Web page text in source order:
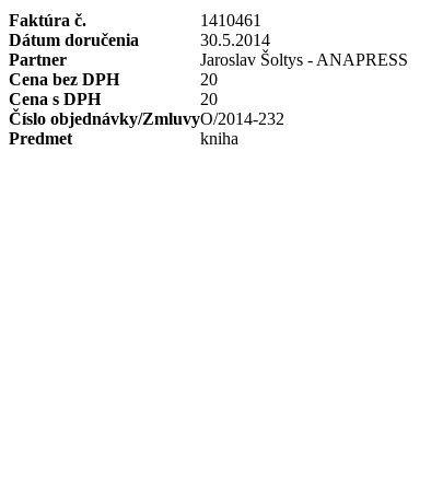
Faktúra č.
1410461
Dátum doručenia
30.5.2014
Partner
Jaroslav Šoltys - ANAPRESS
Cena bez DPH
20
Cena s DPH
20
Číslo objednávky/ZmluvyO/2014-232
Predmet
kniha